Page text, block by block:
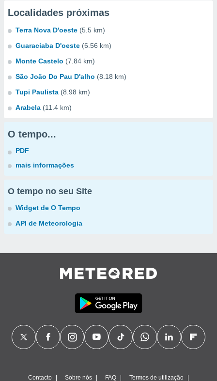
Localidades próximas
Terra Nova D'oeste (5.5 km)
Guaraciaba D'oeste (6.56 km)
Monte Castelo (7.84 km)
São João Do Pau D'alho (8.18 km)
Tupi Paulista (8.98 km)
Arabela (11.4 km)
O tempo...
PDF
mais informações
O tempo no seu Site
Widget de O Tempo
API de Meteorologia
Contacto Sobre nós FAQ Termos de utilização